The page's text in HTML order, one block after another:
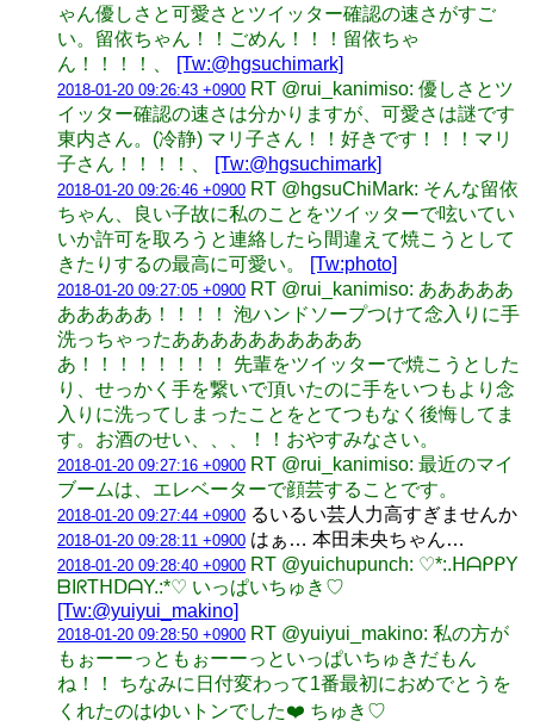
ゃん優しさと可愛さとツイッター確認の速さがすご
い。留依ちゃん！！ごめん！！！留依ちゃ
ん！！！！、
[Tw:@hgsuchimark]
2018-01-20 09:26:43 +0900 RT @rui_kanimiso: 優しさとツ
イッター確認の速さは分かりますが、可愛さは謎です
東内さん。(冷静) マリ子さん！！好きです！！！マリ
子さん！！！！、
[Tw:@hgsuchimark]
2018-01-20 09:26:46 +0900 RT @hgsuChiMark: そんな留依
ちゃん、良い子故に私のことをツイッターで呟いてい
いか許可を取ろうと連絡したら間違えて焼こうとして
きたりするの最高に可愛い。
[Tw:photo]
2018-01-20 09:27:05 +0900 RT @rui_kanimiso: あああああ
あああああ！！！！ 泡ハンドソープつけて念入りに手
洗っちゃったああああああああああ
あ！！！！！！！！ 先輩をツイッターで焼こうとした
り、せっかく手を繋いで頂いたのに手をいつもより念
入りに洗ってしまったことをとてつもなく後悔してま
す。お酒のせい、、、！！おやすみなさい。
2018-01-20 09:27:16 +0900 RT @rui_kanimiso: 最近のマイ
ブームは、エレベーターで顔芸することです。
2018-01-20 09:27:44 +0900 るいるい芸人力高すぎませんか
2018-01-20 09:28:11 +0900 はぁ… 本田未央ちゃん…
2018-01-20 09:28:40 +0900 RT @yuichupunch: ♡*:.ᕼᗩᑭᑭY
ᗷIᖇTᕼᗞᗩY.:*♡ いっぱいちゅき♡
[Tw:@yuiyui_makino]
2018-01-20 09:28:50 +0900 RT @yuiyui_makino: 私の方が
もぉーーっともぉーーっといっぱいちゅきだもん
ね！！ ちなみに日付変わって1番最初におめでとうを
くれたのはゆいトンでした❤️ ちゅき♡